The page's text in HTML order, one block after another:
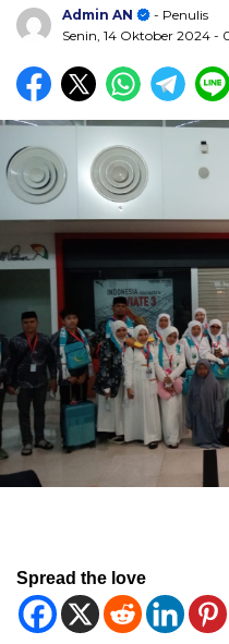
Admin AN
- Penulis
Senin, 14 Oktober 2024 -
Spread the love